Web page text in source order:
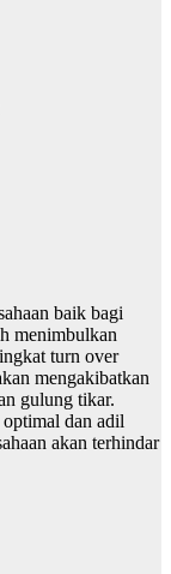
baik bagi
menimbulkan
turn over
mengakibatkan
gulung tikar.
dan adil
akan terhindar